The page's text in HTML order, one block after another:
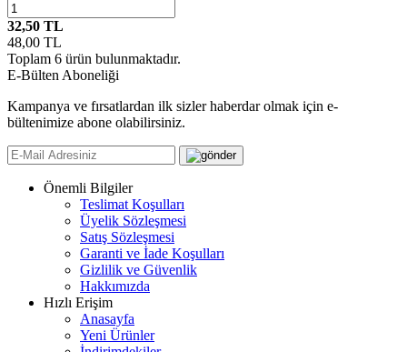
32,50 TL
48,00 TL
Toplam 6 ürün bulunmaktadır.
E-Bülten Aboneliği
Kampanya ve fırsatlardan ilk sizler haberdar olmak için e-
bültenimize abone olabilirsiniz.
Önemli Bilgiler
Teslimat Koşulları
Üyelik Sözleşmesi
Satış Sözleşmesi
Garanti ve İade Koşulları
Gizlilik ve Güvenlik
Hakkımızda
Hızlı Erişim
Anasayfa
Yeni Ürünler